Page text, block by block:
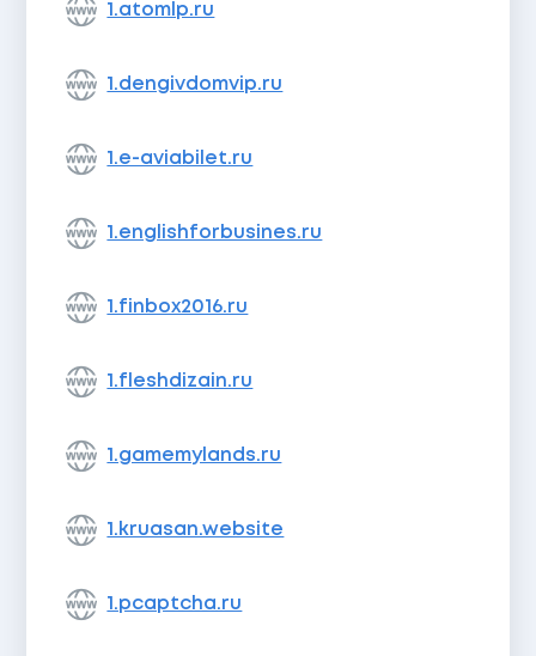
1.atomlp.ru
1.dengivdomvip.ru
1.e-aviabilet.ru
1.englishforbusines.ru
1.finbox2016.ru
1.fleshdizain.ru
1.gamemylands.ru
1.kruasan.website
1.pcaptcha.ru